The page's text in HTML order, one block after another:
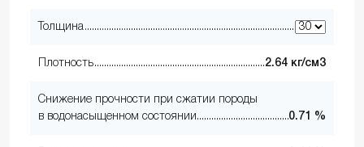
Толщина
Плотность 2.64 кг/см3
Снижение прочности при сжатии породы
в водонасыщенном состоянии
0.71 %